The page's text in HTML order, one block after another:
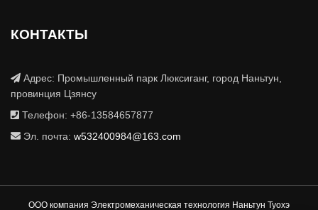
КОНТАКТЫ
Адрес: Промышленный парк Люксиганг, город Наньтун,
провинция Цзянсу
Телефон: +86-13584657877
Эл. почта: w532400984@163.com
ООО компания Электромеханическая технология Наньтун Туохэ